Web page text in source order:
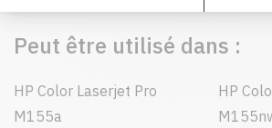
Peut être utilisé dans :
HP Color Laserjet Pro
M155a
HP